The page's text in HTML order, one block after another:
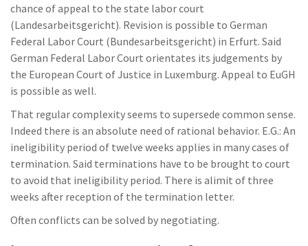
chance of appeal to the state labor court
(Landesarbeitsgericht). Revision is possible to German
Federal Labor Court (Bundesarbeitsgericht) in Erfurt. Said
German Federal Labor Court orientates its judgements by
the European Court of Justice in Luxemburg. Appeal to EuGH
is possible as well.
That regular complexity seems to supersede common sense.
Indeed there is an absolute need of rational behavior. E.G.: An
ineligibility period of twelve weeks applies in many cases of
termination. Said terminations have to be brought to court
to avoid that ineligibility period. There is alimit of three
weeks after reception of the termination letter.
Often conflicts can be solved by negotiating.